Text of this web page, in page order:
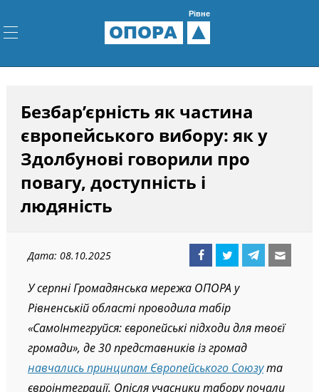
ОПОРА
Рівне
Безбар’єрність як частина
європейського вибору: як у
Здолбунові говорили про
повагу, доступність і
людяність
Дата: 08.10.2025
У серпні Громадянська мережа ОПОРА у
Рівненській області проводила табір
«СамоІнтегруйся: європейські підходи для твоєї
громади», де 30 представників із громад
навчались принципам Європейського Союзута
євроінтеграції. Опісля учасники табору почали